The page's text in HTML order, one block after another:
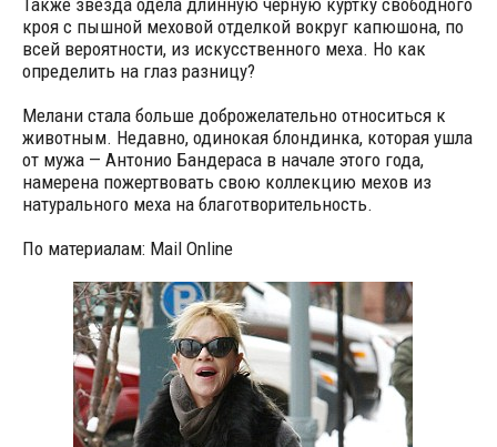
Также звезда одела длинную черную куртку свободного
кроя с пышной меховой отделкой вокруг капюшона, по
всей вероятности, из искусственного меха. Но как
определить на глаз разницу?
Мелани стала больше доброжелательно относиться к
животным. Недавно, одинокая блондинка, которая ушла
от мужа — Антонио Бандераса в начале этого года,
намерена пожертвовать свою коллекцию мехов из
натурального меха на благотворительность.
По материалам: Mail Online